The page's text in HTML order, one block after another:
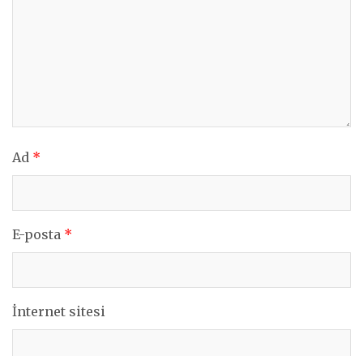
Ad *
E-posta *
İnternet sitesi